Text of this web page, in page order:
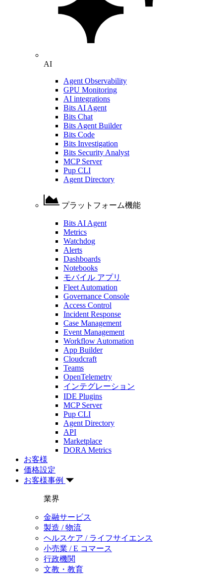
AI
Agent Observability
GPU Monitoring
AI integrations
Bits AI Agent
Bits Chat
Bits Agent Builder
Bits Code
Bits Investigation
Bits Security Analyst
MCP Server
Pup CLI
Agent Directory
プラットフォーム機能
Bits AI Agent
Metrics
Watchdog
Alerts
Dashboards
Notebooks
モバイル アプリ
Fleet Automation
Governance Console
Access Control
Incident Response
Case Management
Event Management
Workflow Automation
App Builder
Cloudcraft
Teams
OpenTelemetry
インテグレーション
IDE Plugins
MCP Server
Pup CLI
Agent Directory
API
Marketplace
DORA Metrics
お客様
価格設定
お客様事例
業界
金融サービス
製造 / 物流
ヘルスケア / ライフサイエンス
小売業 / E コマース
行政機関
文教・教育